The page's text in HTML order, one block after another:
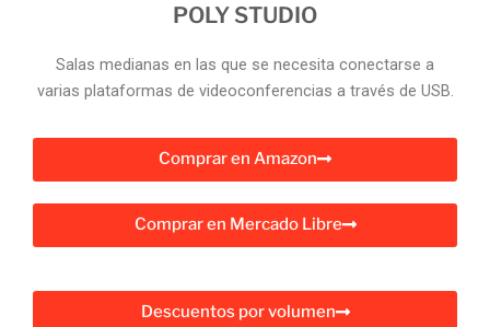
POLY STUDIO
Salas medianas en las que se necesita conectarse a
varias plataformas de videoconferencias a través de USB.
Comprar en Amazon
Comprar en Mercado Libre
Descuentos por volumen